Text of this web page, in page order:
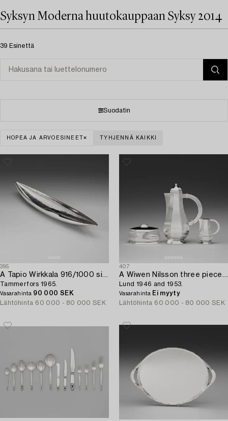
Syksyn Moderna huutokauppaan Syksy 2014
39 Esinettä
Suodatin
HOPEA JA ARVOESINEET TYHJENNÄ KAIKKI
395
A Tapio Wirkkala 916/1000 silver kayak,
Tammerfors 1965.
Vasarahinta 90 000 SEK
Lähtöhinta 60 000 - 80 000 SEK
407
A Wiwen Nilsson three pieces of sterling coffee service,
Lund 1946 and 1953.
Vasarahinta Ei myyty
Lähtöhinta 60 000 - 80 000 SEK